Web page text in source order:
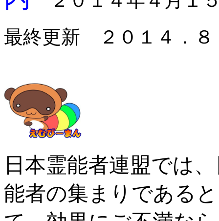
最終更新 ２０１４．８
日本霊能者連盟では
能者の集まりである